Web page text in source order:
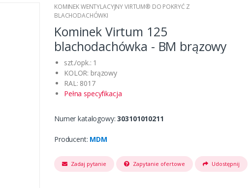
KOMINEK WENTYLACYJNY VIRTUM® DO POKRYĆ Z
BLACHODACHÓWKI
Kominek Virtum 125
blachodachówka - BM brązowy
szt./opk.: 1
KOLOR: brązowy
RAL: 8017
Pełna specyfikacja
Numer katalogowy:303101010211
Producent: MDM
Zadaj pytanie Zapytanie ofertowe Udostępnij